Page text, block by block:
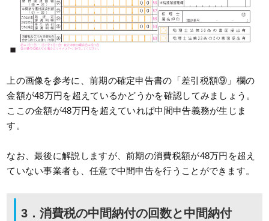
上の画像を参考に、前期の確定申告書の「差引税額⑨」欄の
金額が48万円を超えているかどうかを確認してみましょう。
ここの金額が48万円を超えていれば中間申告義務が生じま
す。
なお、最後に解説しますが、前期の消費税額が48万円を超え
ていない事業者も、任意で中間申告を行うことができます。
3．消費税の中間納付の回数と中間納付